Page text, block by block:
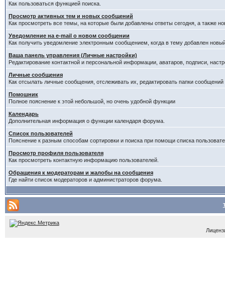
Как пользоваться функцией поиска.
Просмотр активных тем и новых сообщений
Как просмотреть все темы, на которые были добавлены ответы сегодня, а также
Уведомление на е-mail о новом сообщении
Как получить уведомление электронным сообщением, когда в тему добавлен
Ваша панель управления (Личные настройки)
Редактирование контактной и персональной информации, аватаров, подписи,
Личные сообщения
Как отсылать личные сообщения, отслеживать их, редактировать папки
Помошник
Полное пояснение к этой небольшой, но очень удобной функции
Календарь
Дополнительная информация о функции календаря форума.
Список пользователей
Пояснение к разным способам сортировки и поиска при помощи списка
Просмотр профиля пользователя
Как просмотреть контактную информацию пользователей.
Обращения к модераторам и жалобы на сообщения
Где найти список модераторов и администраторов форума.